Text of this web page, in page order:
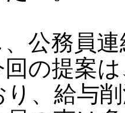
公務員連
の提案
り、給与